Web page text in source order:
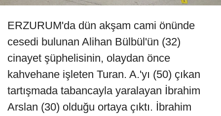
ERZURUM'da dün akşam cami önünde
cesedi bulunan Alihan Bülbül'ün (32)
cinayet şüphelisinin, olaydan önce
kahvehane işleten Turan. A.'yı (50) çıkan
tartışmada tabancayla yaralayan İbrahim
Arslan (30) olduğu ortaya çıktı. İbrahim